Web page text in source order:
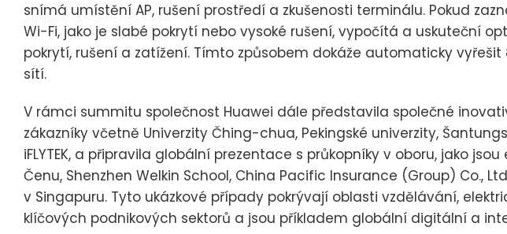
snímá umístění AP, rušení prostředí a zkušenosti terminálu. Pokud
Wi-Fi, jako je slabé pokrytí nebo vysoké rušení, vypočítá a uskuteční
pokrytí, rušení a zatížení. Tímto způsobem dokáže automaticky
sítí.
V rámci summitu společnost Huawei dále představila společné
zákazníky včetně Univerzity Čhing-chua, Pekingské univerzity,
iFLYTEK, a připravila globální prezentace s průkopníky v oboru, jako
Čenu, Shenzhen Welkin School, China Pacific Insurance (Group) Co.,
v Singapuru. Tyto ukázkové případy pokrývají oblasti vzdělávání,
klíčových podnikových sektorů a jsou příkladem globální digitální a